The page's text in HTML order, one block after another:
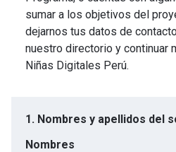
sumar a los objetivos del
dejarnos tus datos de
nuestro directorio y continuar
Niñas Digitales Perú.
1. Nombres y apellidos del
Nombres